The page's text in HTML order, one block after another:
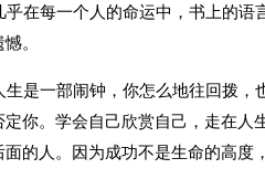
乎在每一个人的命运中，书上的
。
生是一部闹钟，你怎么地往回拨，
定你。学会自己欣赏自己，走在人
面的人。因为成功不是生命的高度